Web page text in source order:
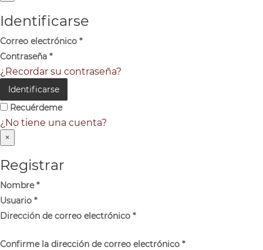
Identificarse
Correo electrónico *
Contraseña *
¿Recordar su contraseña?
Identificarse
Recuérdeme
¿No tiene una cuenta?
×
Registrar
Nombre*
Usuario *
Dirección de correo electrónico *
Confirme la dirección de correo electrónico *